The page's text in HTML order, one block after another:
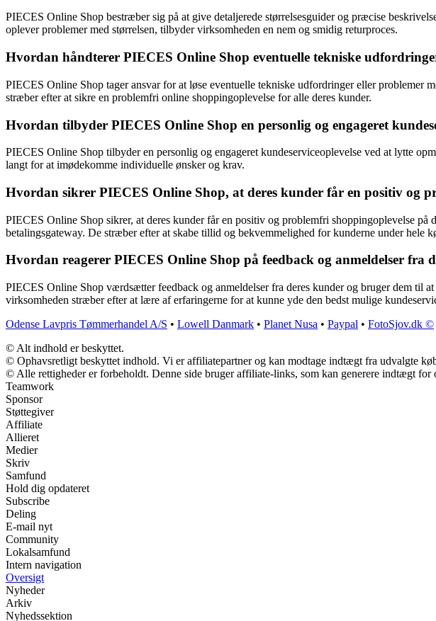
PIECES Online Shop bestræber sig på at give detaljerede størrelsesguider og præcise
oplever problemer med størrelsen, tilbyder virksomheden en nem og smidig returproces.
Hvordan håndterer PIECES Online Shop eventuelle tekniske
PIECES Online Shop tager ansvar for at løse eventuelle tekniske udfordringer eller problemer
stræber efter at sikre en problemfri online shoppingoplevelse for alle deres kunder.
Hvordan tilbyder PIECES Online Shop en personlig og engageret
PIECES Online Shop tilbyder en personlig og engageret kundeserviceoplevelse ved at lytte
langt for at imødekomme individuelle ønsker og krav.
Hvordan sikrer PIECES Online Shop, at deres kunder får en positiv og
PIECES Online Shop sikrer, at deres kunder får en positiv og problemfri shoppingoplevelse
betalingsgateway. De stræber efter at skabe tillid og bekvemmelighed for kunderne under hele
Hvordan reagerer PIECES Online Shop på feedback og anmeldelser fra
PIECES Online Shop værdsætter feedback og anmeldelser fra deres kunder og bruger dem til
virksomheden stræber efter at lære af erfaringerne for at kunne yde den bedst mulige
Odense Lavpris Tømmerhandel A/S • Lowell Danmark • Planet Nusa • Paypal • FotoSjov.dk ©
© Alt indhold er beskyttet.
© Ophavsretligt beskyttet indhold. Vi er affiliatepartner og kan modtage indtægt fra udvalgte
© Alle rettigheder er forbeholdt. Denne side bruger affiliate-links, som kan generere indtægt
Teamwork
Sponsor
Støttegiver
Affiliate
Allieret
Medier
Skriv
Samfund
Hold dig opdateret
Subscribe
Deling
E-mail nyt
Community
Lokalsamfund
Intern navigation
Oversigt
Nyheder
Arkiv
Nyhedssektion